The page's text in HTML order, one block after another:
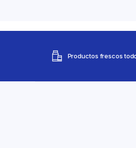
Productos frescos